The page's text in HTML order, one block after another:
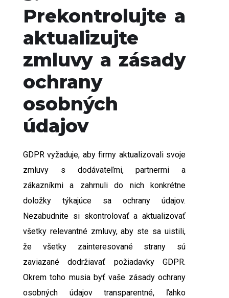
Prekontrolujte a
aktualizujte
zmluvy a zásady
ochrany
osobných
údajov
GDPR vyžaduje, aby firmy aktualizovali svoje
zmluvy s dodávateľmi, partnermi a
zákazníkmi a zahrnuli do nich konkrétne
doložky týkajúce sa ochrany údajov.
Nezabudnite si skontrolovať a aktualizovať
všetky relevantné zmluvy, aby ste sa uistili,
že všetky zainteresované strany sú
zaviazané dodržiavať požiadavky GDPR.
Okrem toho musia byť vaše zásady ochrany
osobných údajov transparentné, ľahko